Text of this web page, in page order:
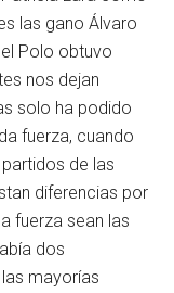
las gano Álvaro
Polo obtuvo
nos dejan
solo ha podido
fuerza, cuando
de las
diferencias por
fuerza sean las
dos
mayorías